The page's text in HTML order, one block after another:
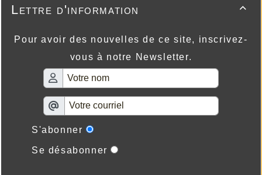

Lettre d'information
Pour avoir des nouvelles de ce site, inscrivez-
vous à notre Newsletter.
S'abonner
Se désabonner